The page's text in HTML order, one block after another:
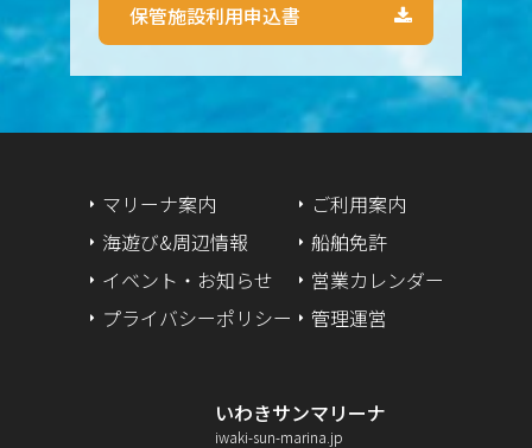
2024年6月
2024年5月
2024年4月
2024年2月
保管施設利用申込書
マリーナ案内
海遊び&周辺情報
イベント・お知らせ
プライバシーポリシー
ご利用案内
船舶免許
営業カレンダー
管理運営
いわきサンマリーナ
iwaki-sun-marina.jp